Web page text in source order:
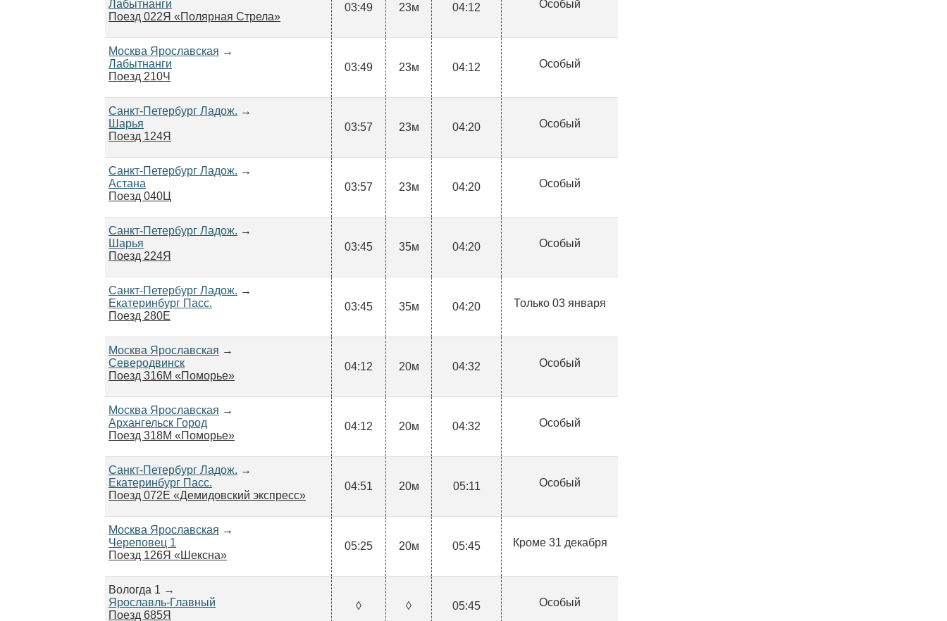
Лабытнанги
Поезд 022Я «Полярная Стрела»
03:49 23м 04:12 Особый
Москва Ярославская →
Лабытнанги
Поезд 210Ч
03:49 23м 04:12 Особый
Санкт-Петербург Ладож. →
Шарья
Поезд 124Я
03:57 23м 04:20 Особый
Санкт-Петербург Ладож. →
Астана
Поезд 040Ц
03:57 23м 04:20 Особый
Санкт-Петербург Ладож. →
Шарья
Поезд 224Я
03:45 35м 04:20 Особый
Санкт-Петербург Ладож. →
Екатеринбург Пасс.
Поезд 280Е
03:45 35м 04:20 Только 03 января
Москва Ярославская →
Северодвинск
Поезд 316М «Поморье»
04:12 20м 04:32 Особый
Москва Ярославская →
Архангельск Город
Поезд 318М «Поморье»
04:12 20м 04:32 Особый
Санкт-Петербург Ладож. →
Екатеринбург Пасс.
Поезд 072Е «Демидовский экспресс»
04:51 20м 05:11 Особый
Москва Ярославская →
Череповец 1
Поезд 126Я «Шексна»
05:25 20м 05:45 Кроме 31 декабря
Вологда 1 →
Ярославль-Главный
Поезд 685Я
◊ ◊ 05:45 Особый